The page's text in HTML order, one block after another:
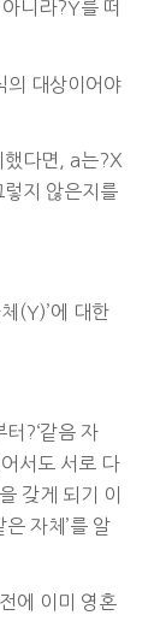
니라?Y를 떠
의 대상이어야
다면, a는?X
지 않은지를
(Y)’에 대한
?‘같음 자
서도 서로 다
갖게 되기 이
자체’를 알
에 이미 영혼